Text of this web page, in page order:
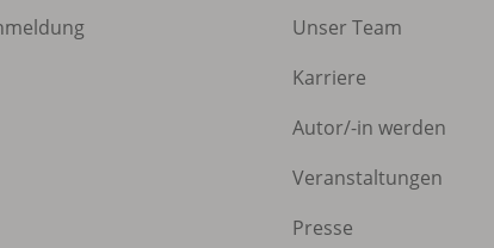
Unser Team
Karriere
Autor/-in werden
Veranstaltungen
Presse